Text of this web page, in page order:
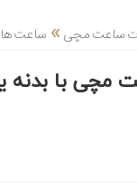
ساعت مچی» ساعت
مچی با بدنه